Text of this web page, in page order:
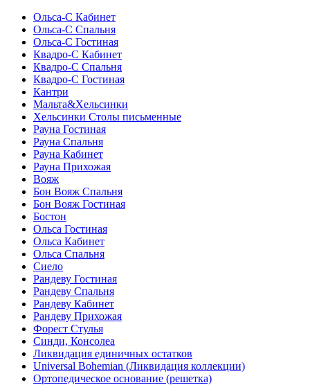
Ольса-С Кабинет
Ольса-С Спальня
Ольса-С Гостиная
Квадро-С Кабинет
Квадро-С Спальня
Квадро-С Гостиная
Кантри
Мальта&Хельсинки
Хельсинки Столы письменные
Рауна Гостиная
Рауна Спальня
Рауна Кабинет
Рауна Прихожая
Вояж
Бон Вояж Спальня
Бон Вояж Гостиная
Бостон
Ольса Гостиная
Ольса Кабинет
Ольса Спальня
Сиело
Рандеву Гостиная
Рандеву Спальня
Рандеву Кабинет
Рандеву Прихожая
Форест Стулья
Синди, Консолеа
Ликвидация единичных остатков
Universal Bohemian (Ликвидация коллекции)
Ортопедическое основание (решетка)